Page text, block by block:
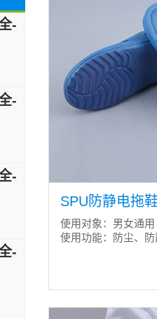
-
-
-
-
SPU防静电拖
使用对象：男女通用
使用功能：防尘、防